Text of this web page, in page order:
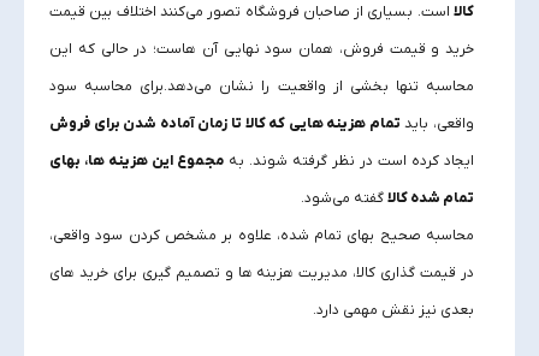
کالا است. بسیاری از صاحبان فروشگاه تصور می‌کنند اختلاف بین قیمت
خرید و قیمت فروش، همان سود نهایی آن‌ هاست؛ در حالی که این
محاسبه تنها بخشی از واقعیت را نشان می‌دهد.برای محاسبه سود
واقعی، باید تمام هزینه‌ هایی که کالا تا زمان آماده شدن برای فروش
ایجاد کرده است در نظر گرفته شوند. به مجموع این هزینه‌ ها، بهای
تمام شده کالاگفته می‌شود.
محاسبه صحیح بهای تمام شده، علاوه بر مشخص کردن سود واقعی،
در قیمت‌ گذاری کالا، مدیریت هزینه‌ ها و تصمیم‌ گیری برای خرید های
بعدی نیز نقش مهمی دارد.